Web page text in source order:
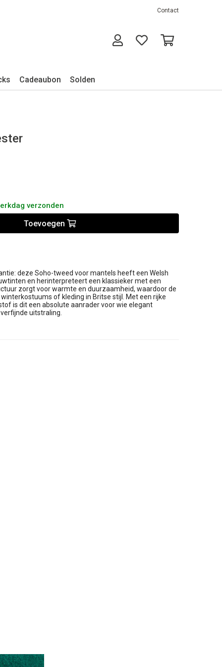
Contact
Cadeaubon Solden
verzonden
Toevoegen
deze Soho-tweed voor mantels heeft een Welsh
en herinterpreteert een klassieker met een
zorgt voor warmte en duurzaamheid, waardoor de
of kleding in Britse stijl. Met een rijke
is dit een absolute aanrader voor wie elegant
uitstraling.